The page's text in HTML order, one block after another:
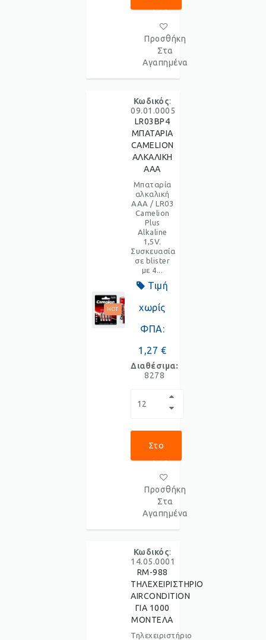
Καλάθι
Προσθήκη
Στα
Αγαπημένα
HOT
Κωδικός:
09.01.0005
LR03BP4
ΜΠΑΤΑΡΙΑ
CAMELION
ΑΛΚΑΛΙΚΗ
AAA
Μπαταρία
αλκαλική
AAA / LR03
Camelion
Plus
Alkaline
1,5V.
Συσκευασία
σε blister
με 4...
Τιμή
χωρίς
ΦΠΑ:
1,27 €
Διαθέσιμα:
8278
Στο
Καλάθι
Προσθήκη
Στα
Αγαπημένα
Κωδικός:
14.05.0001
RM-988
ΤΗΛΕΧΕΙΡΙΣΤΗΡΙΟ
AIRCONDITION
ΓΙΑ 1000
ΜΟΝΤΕΛΑ
Τηλεχειριστήριο